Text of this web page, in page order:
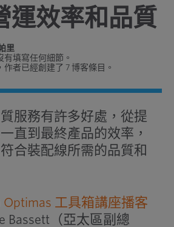
運效率和品質
里
有填寫任何細節。
作者已經創建了 7 博客條目。
服務有許多好處，從提
直到最終產品的效率，
合裝配線所需的品質和
Optimas 工具箱講座播客
Bassett（亞太區副總